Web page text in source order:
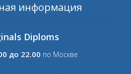
информация
Diploms
до 22.00 по Москве